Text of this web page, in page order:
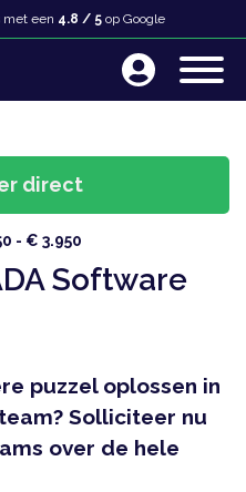
met een 4.8 / 5op Google
- € 3.950
Software
puzzel oplossen in
Solliciteer nu
over de hele